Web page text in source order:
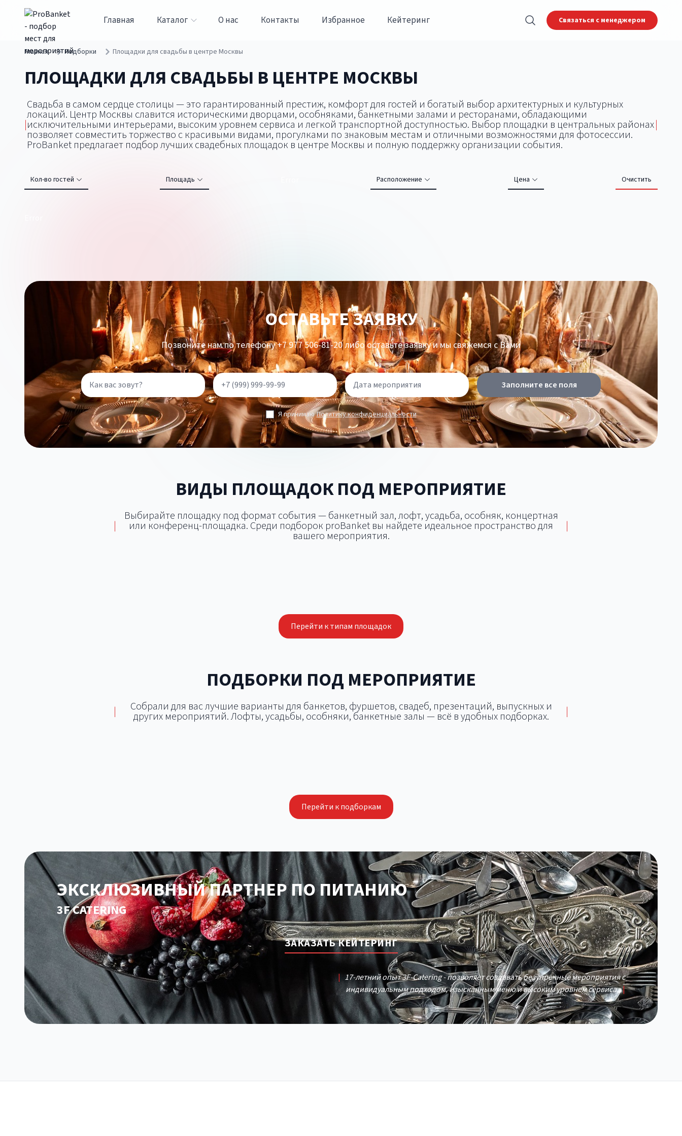
Главная Каталог О нас Контакты Избранное Кейтеринг Связаться с менеджером
Главная Подборки Площадки для свадьбы в центре Москвы
ПЛОЩАДКИ ДЛЯ СВАДЬБЫ В ЦЕНТРЕ МОСКВЫ
|
Свадьба в самом сердце столицы — это гарантированный престиж, комфорт для гостей и богатый выбор архитектурных и культурных
локаций. Центр Москвы славится историческими дворцами, особняками, банкетными залами и ресторанами, обладающими
исключительными интерьерами, высоким уровнем сервиса и легкой транспортной доступностью. Выбор площадки в центральных районах
позволяет совместить торжество с красивыми видами, прогулками по знаковым местам и отличными возможностями для фотосессии.
ProBanket предлагает подбор лучших свадебных площадок в центре Москвы и полную поддержку организации события.
|
Кол-во гостей Площадь Расположение Цена Очистить
ОСТАВЬТЕ ЗАЯВКУ
Позвоните нам по телефону +7 977 506-81-20 либо оставьте заявку и мы свяжемся с Вами
Заполните все поля
Я принимаю Политику конфиденциальности
ВИДЫ ПЛОЩАДОК ПОД МЕРОПРИЯТИЕ
|
Выбирайте площадку под формат события — банкетный зал, лофт, усадьба, особняк, концертная
или конференц-площадка. Среди подборок proBanket вы найдете идеальное пространство для
вашего мероприятия.
|
Перейти к типам площадок
ПОДБОРКИ ПОД МЕРОПРИЯТИЕ
| Собрали для вас лучшие варианты для банкетов, фуршетов, свадеб, презентаций, выпускных и
других мероприятий. Лофты, усадьбы, особняки, банкетные залы — всё в удобных подборках. |
Площадки для фуршетов и
Перейти к подборкам
ЭКСКЛЮЗИВНЫЙ ПАРТНЕР ПО ПИТАНИЮ
3F CATERING
ЗАКАЗАТЬ КЕЙТЕРИНГ
| 17-летний опыт 3F-Catering - позволяет создавать безупречные мероприятия с
индивидуальным подходом, изысканным меню и высоким уровнем сервиса. |